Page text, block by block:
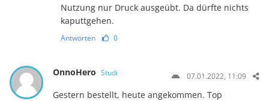
Nutzung nur Druck ausgeübt. Da dürfte nichts
kaputtgehen.
Antworten 0
OnnoHero Studi 07.01.2022, 11:09
Gestern bestellt, heute angekommen. Top